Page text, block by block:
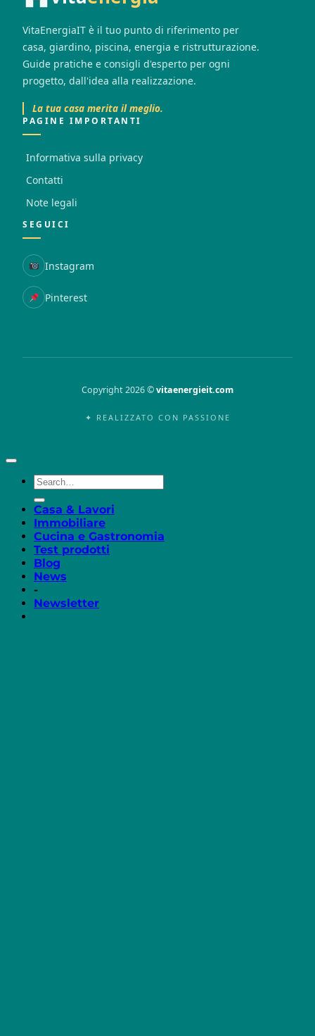
VitaEnergiaIT è il tuo punto di riferimento per
casa, giardino, piscina, energia e ristrutturazione.
Guide pratiche e consigli d'esperto per ogni
progetto, dall'idea alla realizzazione.
La tua casa merita il meglio.
PAGINE IMPORTANTI
Informativa sulla privacy
Contatti
Note legali
SEGUICI
Instagram
Pinterest
Copyright 2026 ©vitaenergieit.com
✦ REALIZZATO CON PASSIONE
Casa & Lavori
Immobiliare
Cucina e Gastronomia
Test prodotti
Blog
News
-
Newsletter